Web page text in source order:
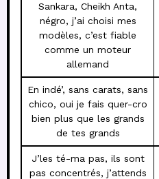
Sankara, Cheikh Anta,
négro, j’ai choisi mes
modèles, c’est fiable
comme un moteur
allemand
En indé’, sans carats, sans
chico, oui je fais quer-cro
bien plus que les grands
de tes grands
J’les té-ma pas, ils sont
pas concentrés, j’attends